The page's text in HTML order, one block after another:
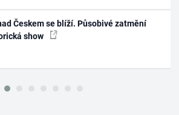
Českem se blíží. Působivé zatmění
show